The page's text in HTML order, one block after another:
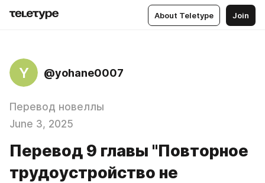
About Teletype Join
Y @yohane0007
Перевод новеллы
June 3, 2025
Перевод 9 главы "Повторное
трудоустройство не